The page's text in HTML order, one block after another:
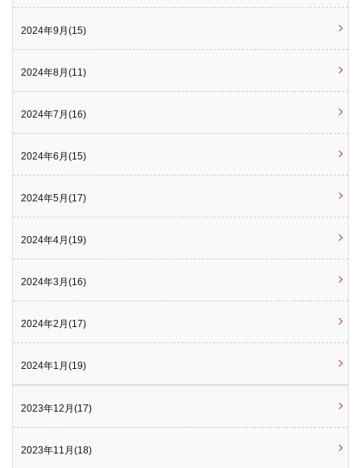
2024年9月(15)
2024年8月(11)
2024年7月(16)
2024年6月(15)
2024年5月(17)
2024年4月(19)
2024年3月(16)
2024年2月(17)
2024年1月(19)
2023年12月(17)
2023年11月(18)